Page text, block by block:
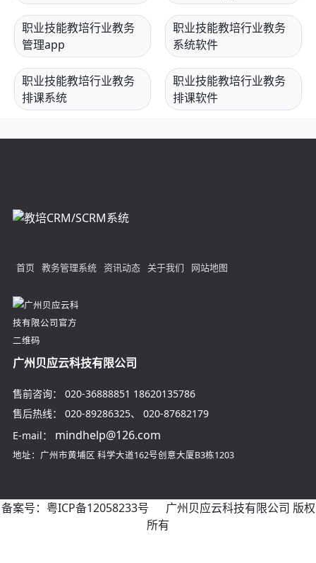
职业技能教培行业教务
管理app
职业技能教培行业教务
系统软件
职业技能教培行业教务
排课系统
职业技能教培行业教务
排课软件
首页 教务管理系统 资讯动态 关于我们 网站地图
广州贝应云科技有限公司
售前咨询： 020-36888851 18620135786
售后热线：
020-89286325、 020-87682179
E-mail：
mindhelp@126.com
地址：广州市黄埔区 科学大道162号创意大厦B3栋1203
备案号： 粤ICP备12058233号 广州贝应云科技有限公司 版权
所有